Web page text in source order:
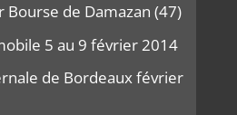
Bourse de Damazan (47)
5 au 9 février 2014
de Bordeaux février